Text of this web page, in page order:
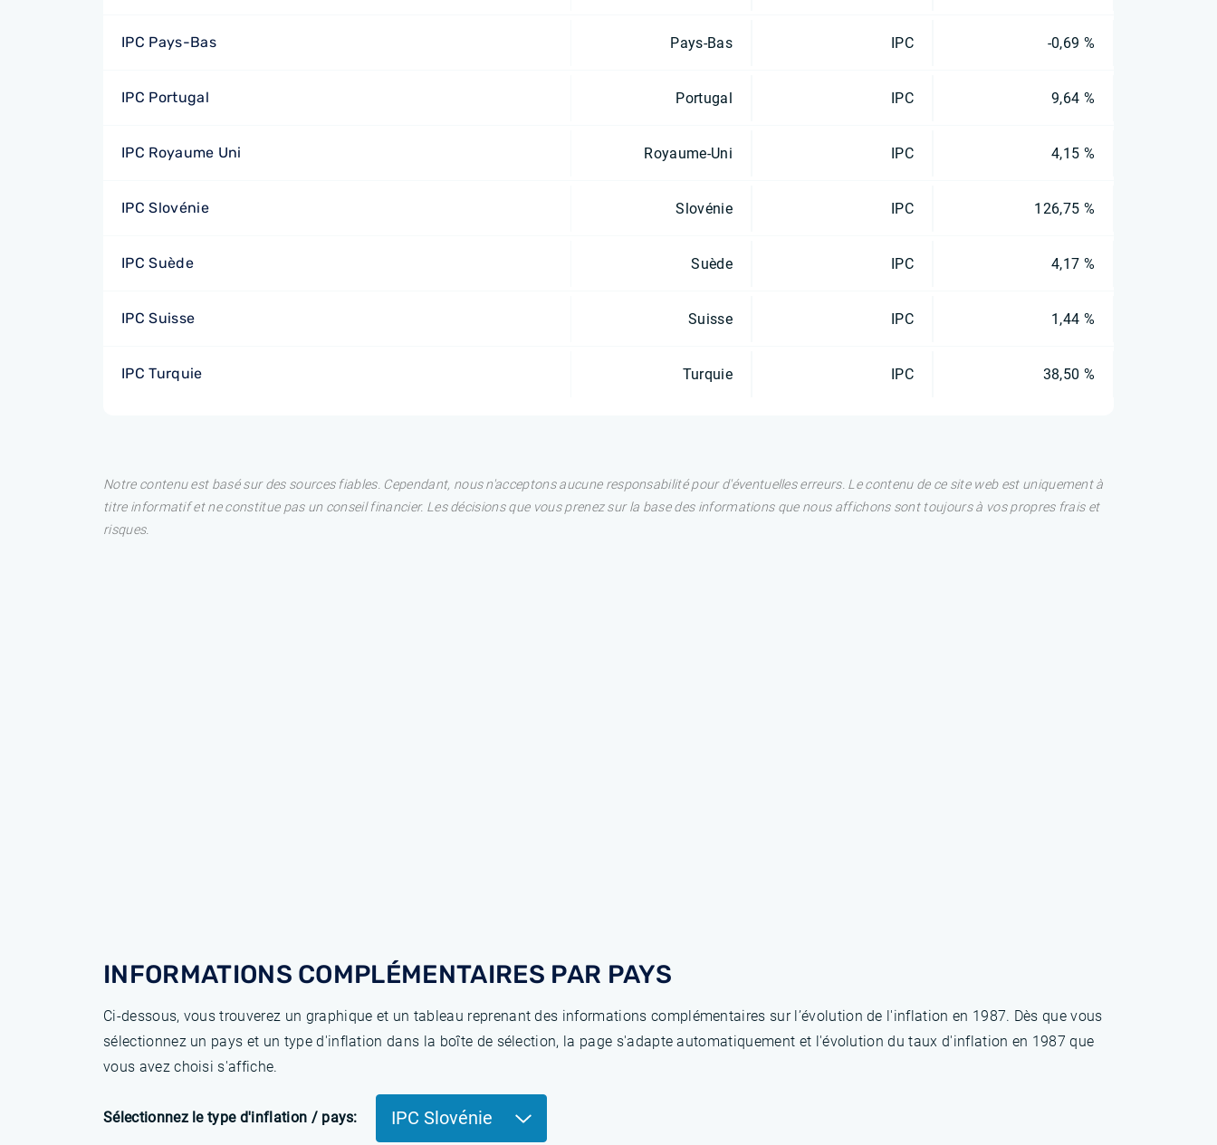
IPC Pays-Bas Pays-Bas IPC -0,69 %
IPC Portugal Portugal IPC 9,64 %
IPC Royaume Uni Royaume-Uni IPC 4,15 %
IPC Slovénie Slovénie IPC 126,75 %
IPC Suède Suède IPC 4,17 %
IPC Suisse Suisse IPC 1,44 %
IPC Turquie Turquie IPC 38,50 %
Notre contenu est basé sur des sources fiables. Cependant, nous n'acceptons aucune responsabilité pour d'éventuelles erreurs. Le contenu de ce site web est uniquement à
titre informatif et ne constitue pas un conseil financier. Les décisions que vous prenez sur la base des informations que nous affichons sont toujours à vos propres frais et
risques.
INFORMATIONS COMPLÉMENTAIRES PAR PAYS
Ci-dessous, vous trouverez un graphique et un tableau reprenant des informations complémentaires sur l’évolution de l'inflation en 1987. Dès que vous
sélectionnez un pays et un type d'inflation dans la boîte de sélection, la page s'adapte automatiquement et l'évolution du taux d'inflation en 1987 que
vous avez choisi s'affiche.
Sélectionnez le type d'inflation / pays: IPC Slovénie